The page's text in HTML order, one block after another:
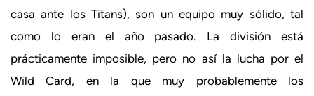
casa ante los Titans), son un equipo muy sólido, tal
como lo eran el año pasado. La división está
prácticamente imposible, pero no así la lucha por el
Wild Card, en la que muy probablemente los